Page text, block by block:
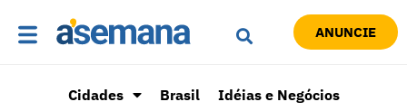
ANUNCIE
Cidades Brasil Idéias e Negócios